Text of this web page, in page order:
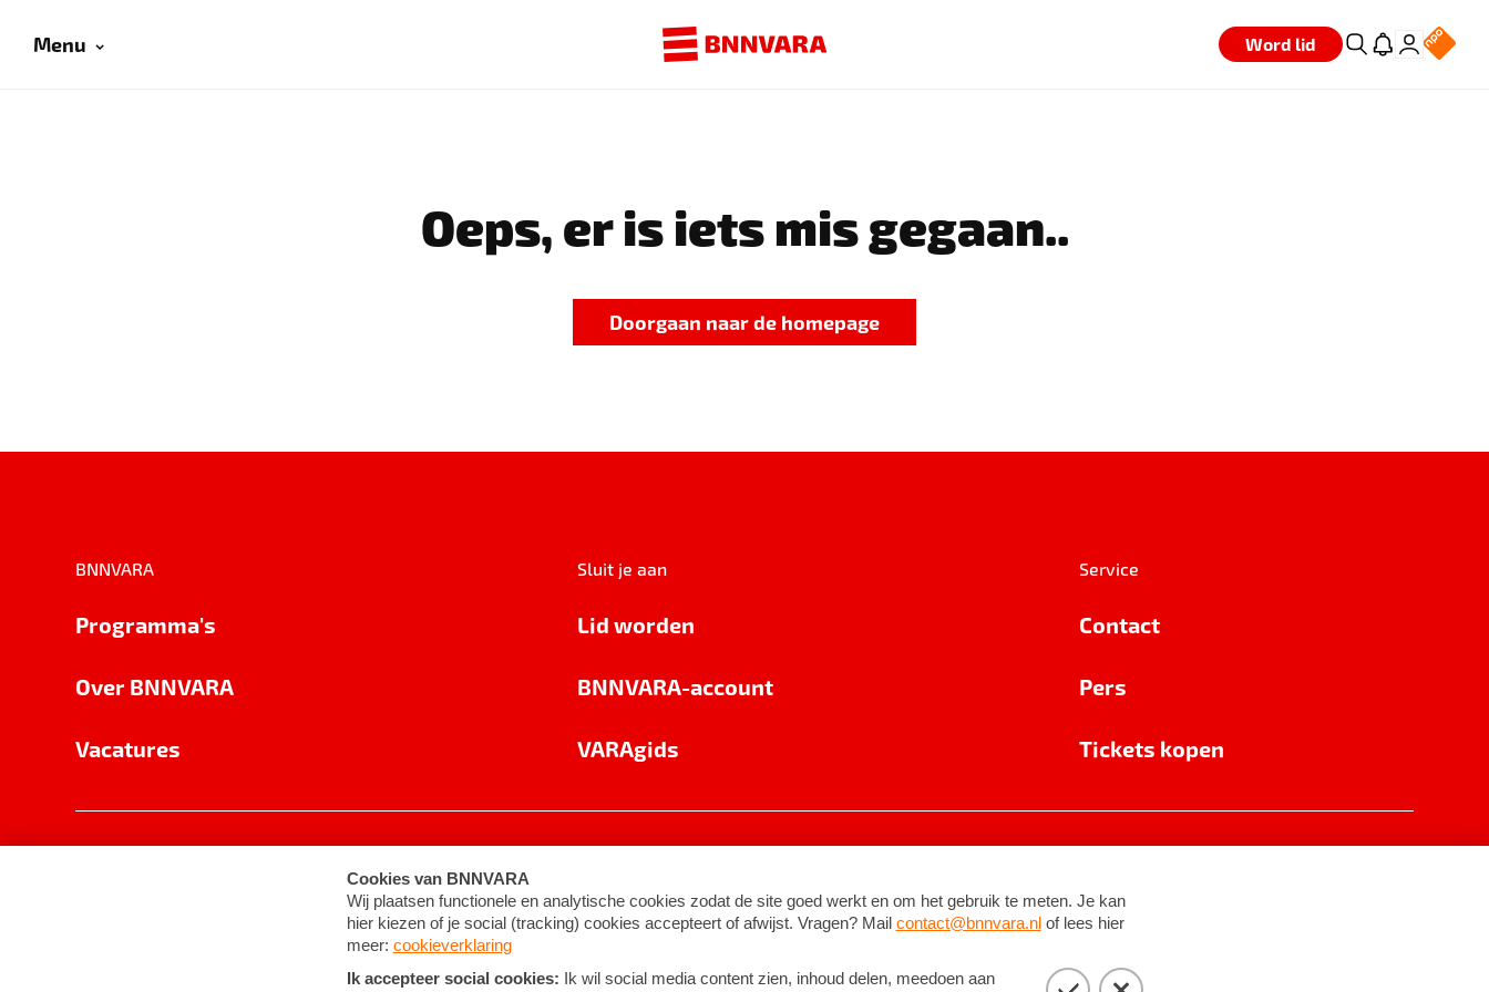
Menu Word lid
Oeps, er is iets mis gegaan..
Doorgaan naar de homepage
BNNVARA
Programma's
Over BNNVARA
Vacatures
Sluit je aan
Lid worden
BNNVARA-account
VARAgids
Service
Contact
Pers
Tickets kopen
Cookie-instellingen Algemene voorwaarden ©2026BNNVARA